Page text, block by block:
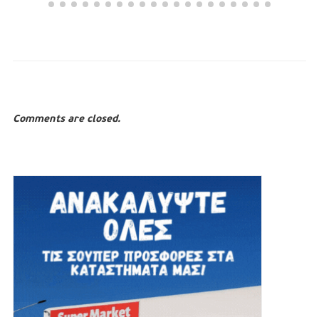
Comments are closed.